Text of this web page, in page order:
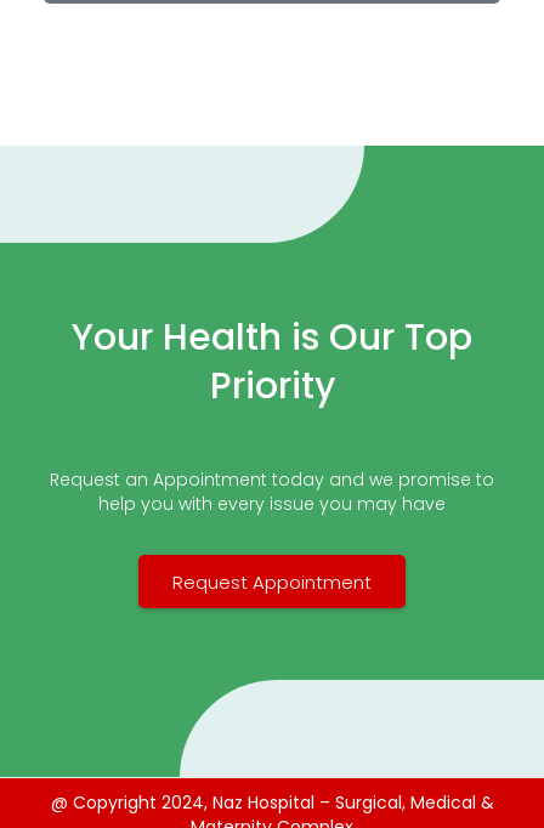
Your Health is Our Top
Priority
Request an Appointment today and we promise to
help you with every issue you may have
Request Appointment
@ Copyright 2024, Naz Hospital – Surgical, Medical &